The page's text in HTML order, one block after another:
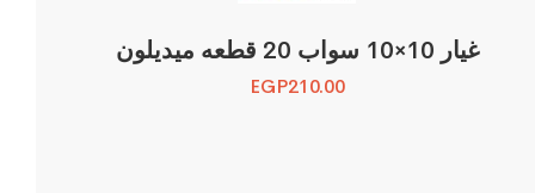
غيار 10×10 سواب 20 قطعه ميديلون
EGP210.00